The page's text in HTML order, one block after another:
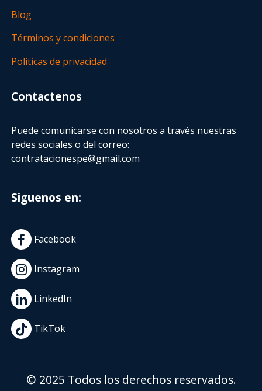
Blog
Términos y condiciones
Políticas de privacidad
Contactenos
Puede comunicarse con nosotros a través nuestras
redes sociales o del correo:
contratacionespe@gmail.com
Siguenos en:
Facebook
Instagram
LinkedIn
TikTok
© 2025 Todos los derechos reservados.